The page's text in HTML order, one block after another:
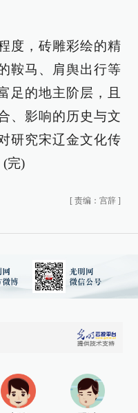
度，砖雕彩绘的精
鞍马、肩舆出行等
足的地主阶层，且
、影响的历史与文
研究宋辽金文化传
(完)
[ 责编：宫辞 ]